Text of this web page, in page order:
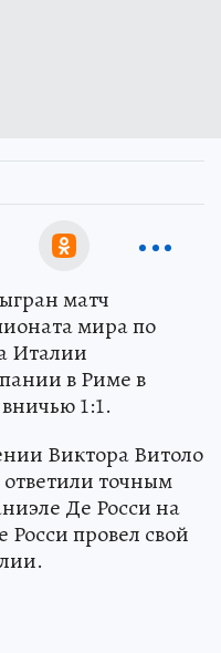
матч
мира по
Италии
в Риме в
1:1.
Виктора Витоло
точным
Де Росси на
провел свой